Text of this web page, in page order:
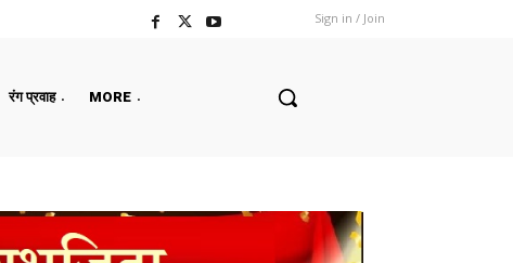
Sign in / Join
रंग प्रवाह MORE